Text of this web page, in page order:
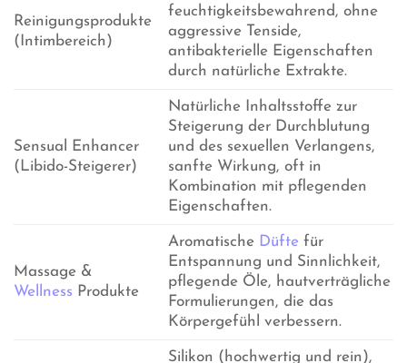
Reinigungsprodukte
(Intimbereich)
feuchtigkeitsbewahrend, ohne
aggressive Tenside,
antibakterielle Eigenschaften
durch natürliche Extrakte.
Sensual Enhancer
(Libido-Steigerer)
Natürliche Inhaltsstoffe zur
Steigerung der Durchblutung
und des sexuellen Verlangens,
sanfte Wirkung, oft in
Kombination mit pflegenden
Eigenschaften.
Massage &
Wellness Produkte
Aromatische Düfte für
Entspannung und Sinnlichkeit,
pflegende Öle, hautverträgliche
Formulierungen, die das
Körpergefühl verbessern.
Silikon (hochwertig und rein),